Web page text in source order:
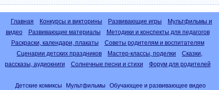
Главная Конкурсы и викторины Развивающие игры
Мультфильмы и
видео
Развивающие материалы
Методики и конспекты для педагогов
Раскраски, календари, плакаты
Советы родителям и воспитателям
Сценарии детских праздников
Мастер-классы, поделки
Сказки,
рассказы, аудиокниги
Солнечные песни и стихи Форум для родителей
Детские комиксы Мультфильмы
Обучающее и развивающее видео